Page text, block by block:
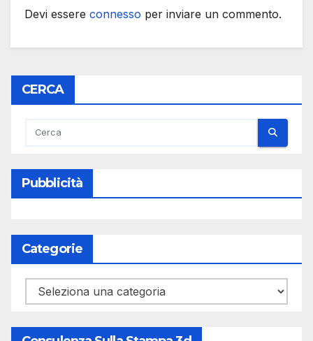
Devi essere connesso per inviare un commento.
CERCA
Pubblicità
Categorie
Categorie